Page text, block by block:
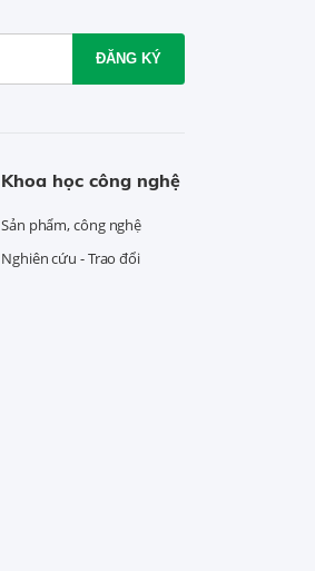
ĐĂNG KÝ
Khoa học công nghệ
Sản phẩm, công nghệ
Nghiên cứu - Trao đổi